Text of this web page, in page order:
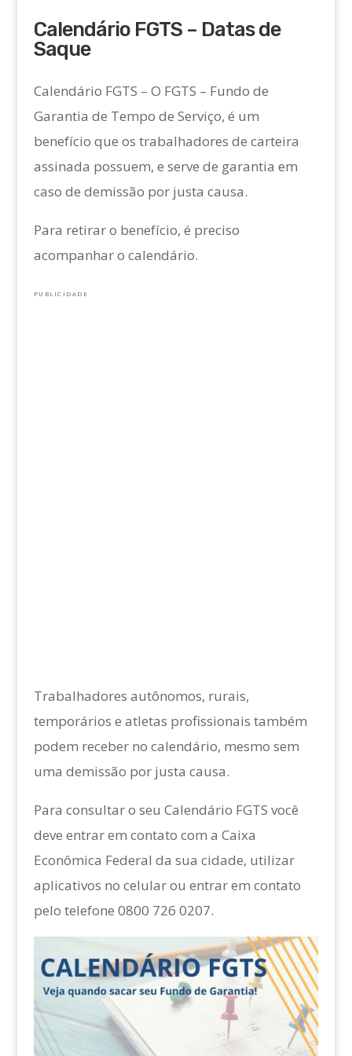
Calendário FGTS – Datas de
Saque
Calendário FGTS – O FGTS – Fundo de
Garantia de Tempo de Serviço, é um
benefício que os trabalhadores de carteira
assinada possuem, e serve de garantia em
caso de demissão por justa causa.
Para retirar o benefício, é preciso
acompanhar o calendário.
PUBLICIDADE
Trabalhadores autônomos, rurais,
temporários e atletas profissionais também
podem receber no calendário, mesmo sem
uma demissão por justa causa.
Para consultar o seu Calendário FGTS você
deve entrar em contato com a Caixa
Econômica Federal da sua cidade, utilizar
aplicativos no celular ou entrar em contato
pelo telefone 0800 726 0207.